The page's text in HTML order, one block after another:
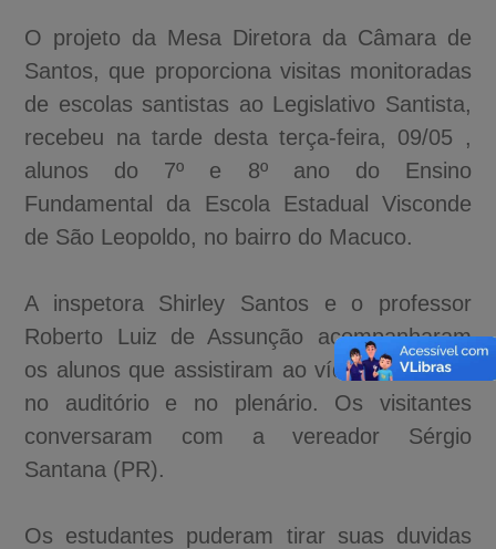
O projeto da Mesa Diretora da Câmara de
Santos, que proporciona visitas monitoradas
de escolas santistas ao Legislativo Santista,
recebeu na tarde desta terça-feira, 09/05 ,
alunos do 7º e 8º ano do Ensino
Fundamental da Escola Estadual Visconde
de São Leopoldo, no bairro do Macuco.
A inspetora Shirley Santos e o professor
Roberto Luiz de Assunção acompanharam
os alunos que assistiram ao vídeo educativo
no auditório e no plenário. Os visitantes
conversaram com a vereador Sérgio
Santana (PR).
Os estudantes puderam tirar suas duvidas